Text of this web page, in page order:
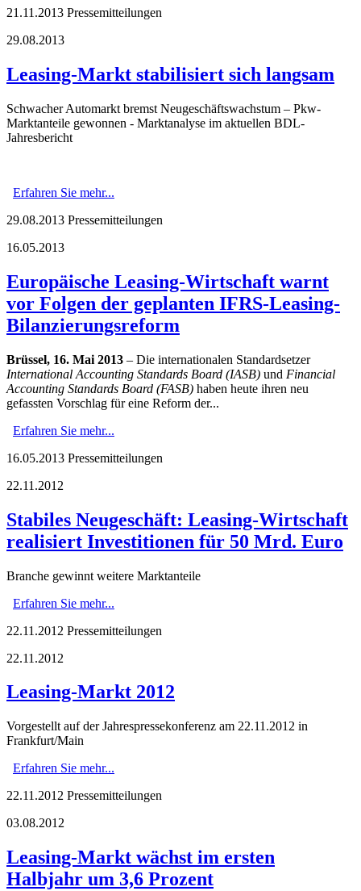
21.11.2013 Pressemitteilungen
29.08.2013
Leasing-Markt stabilisiert sich langsam
Schwacher Automarkt bremst Neugeschäftswachstum – Pkw-
Marktanteile gewonnen - Marktanalyse im aktuellen BDL-
Jahresbericht
Erfahren Sie mehr...
29.08.2013 Pressemitteilungen
16.05.2013
Europäische Leasing-Wirtschaft warnt
vor Folgen der geplanten IFRS-Leasing-
Bilanzierungsreform
Brüssel, 16. Mai 2013 – Die internationalen Standardsetzer
International Accounting Standards Board (IASB) und Financial
Accounting Standards Board (FASB) haben heute ihren neu
gefassten Vorschlag für eine Reform der...
Erfahren Sie mehr...
16.05.2013 Pressemitteilungen
22.11.2012
Stabiles Neugeschäft: Leasing-Wirtschaft
realisiert Investitionen für 50 Mrd. Euro
Branche gewinnt weitere Marktanteile
Erfahren Sie mehr...
22.11.2012 Pressemitteilungen
22.11.2012
Leasing-Markt 2012
Vorgestellt auf der Jahrespressekonferenz am 22.11.2012 in
Frankfurt/Main
Erfahren Sie mehr...
22.11.2012 Pressemitteilungen
03.08.2012
Leasing-Markt wächst im ersten
Halbjahr um 3,6 Prozent